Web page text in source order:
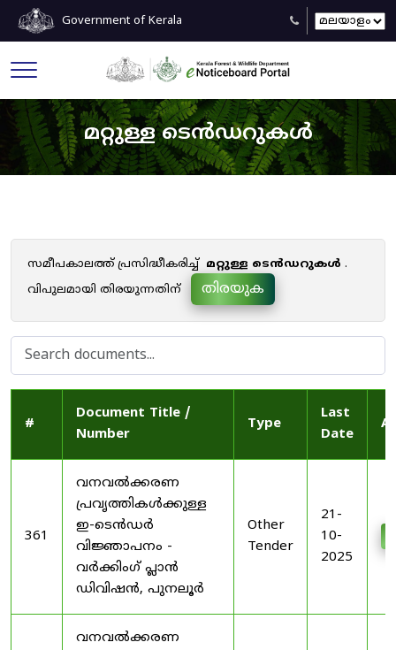
Government of Kerala
മറ്റുള്ള ടെൻഡറുകൾ
സമീപകാലത്ത് പ്രസിദ്ധീകരിച്ച് മറ്റുള്ള ടെൻഡറുകൾ .
വിപുലമായി തിരയുന്നതിന്
തിരയുക
#
Document Title /
Number
Type
Last
Date
361
വനവൽക്കരണ
പ്രവൃത്തികൾക്കുള്ള
ഇ-ടെൻഡർ
വിജ്ഞാപനം -
വർക്കിംഗ് പ്ലാൻ
ഡിവിഷൻ, പുനലൂർ
Other
Tender
21-
10-
2025
വനവൽക്കരണ